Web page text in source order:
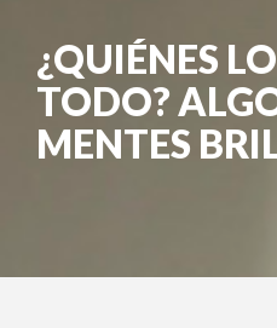
¿QUIÉNES
TODO?
MENTES